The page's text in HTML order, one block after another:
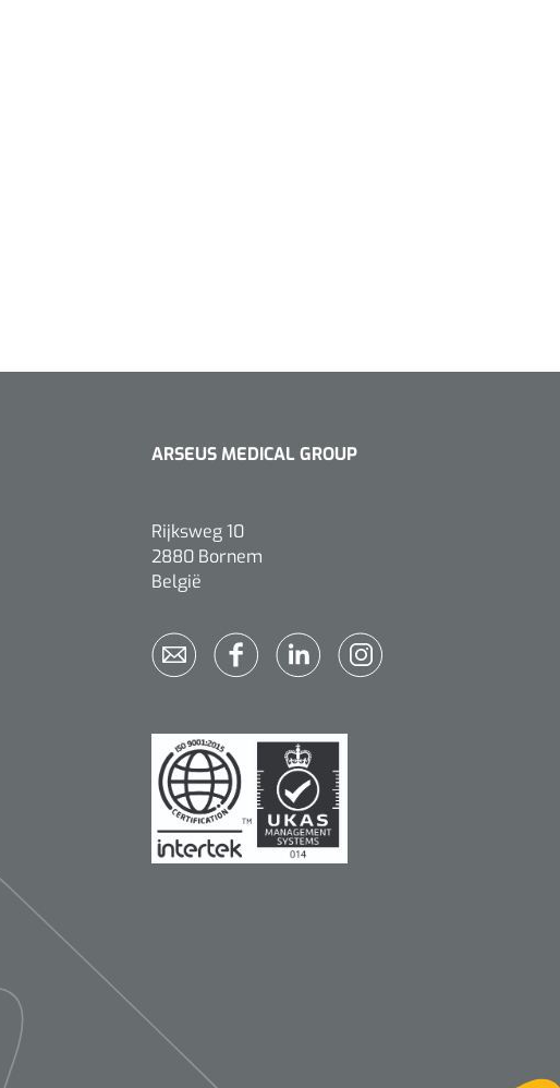
ARSEUS MEDICAL GROUP
Rijksweg 10
2880 Bornem
België